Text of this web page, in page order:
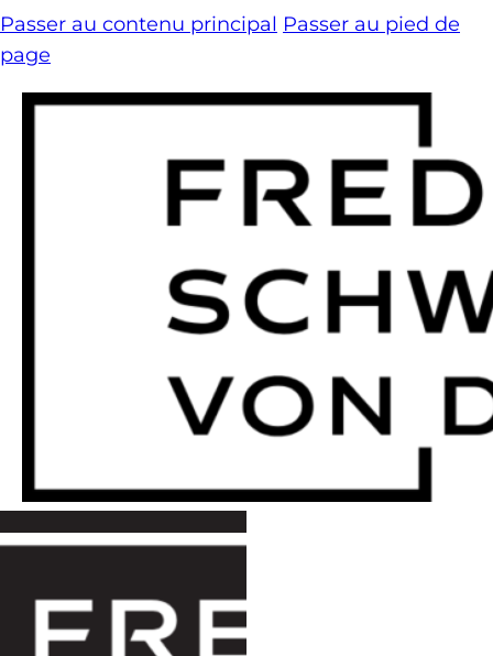
Passer au contenu principal Passer au pied de
page